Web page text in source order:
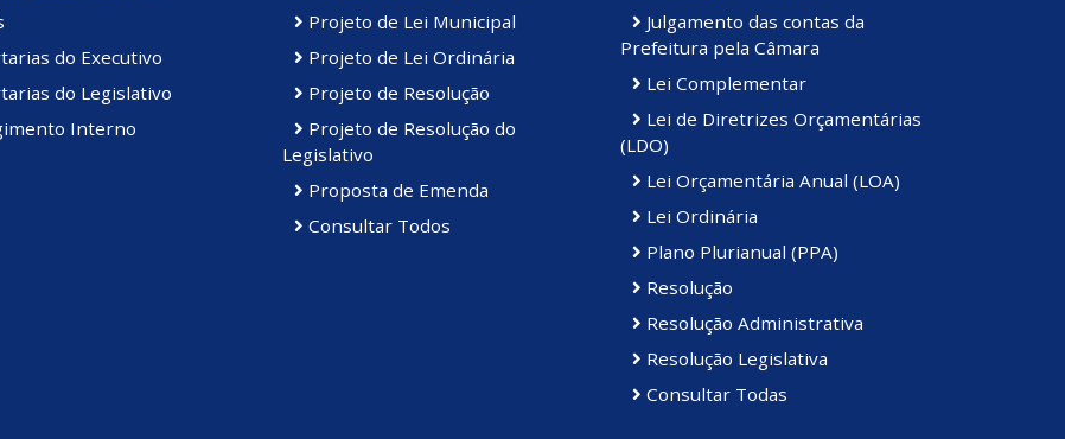
do Executivo
do Legislativo
Interno
Projeto de Lei Municipal
Projeto de Lei Ordinária
Projeto de Resolução
Projeto de Resolução do
Legislativo
Proposta de Emenda
Consultar Todos
Julgamento das contas da
Prefeitura pela Câmara
Lei Complementar
Lei de Diretrizes Orçamentárias
(LDO)
Lei Orçamentária Anual (LOA)
Lei Ordinária
Plano Plurianual (PPA)
Resolução
Resolução Administrativa
Resolução Legislativa
Consultar Todas